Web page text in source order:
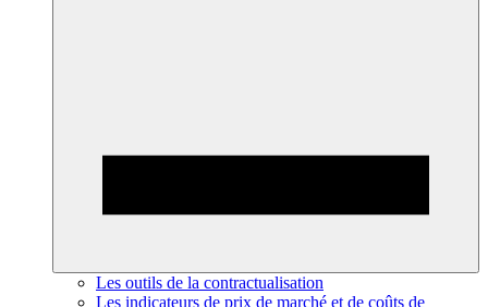
Les outils de la contractualisation
Les indicateurs de prix de marché et de coûts de